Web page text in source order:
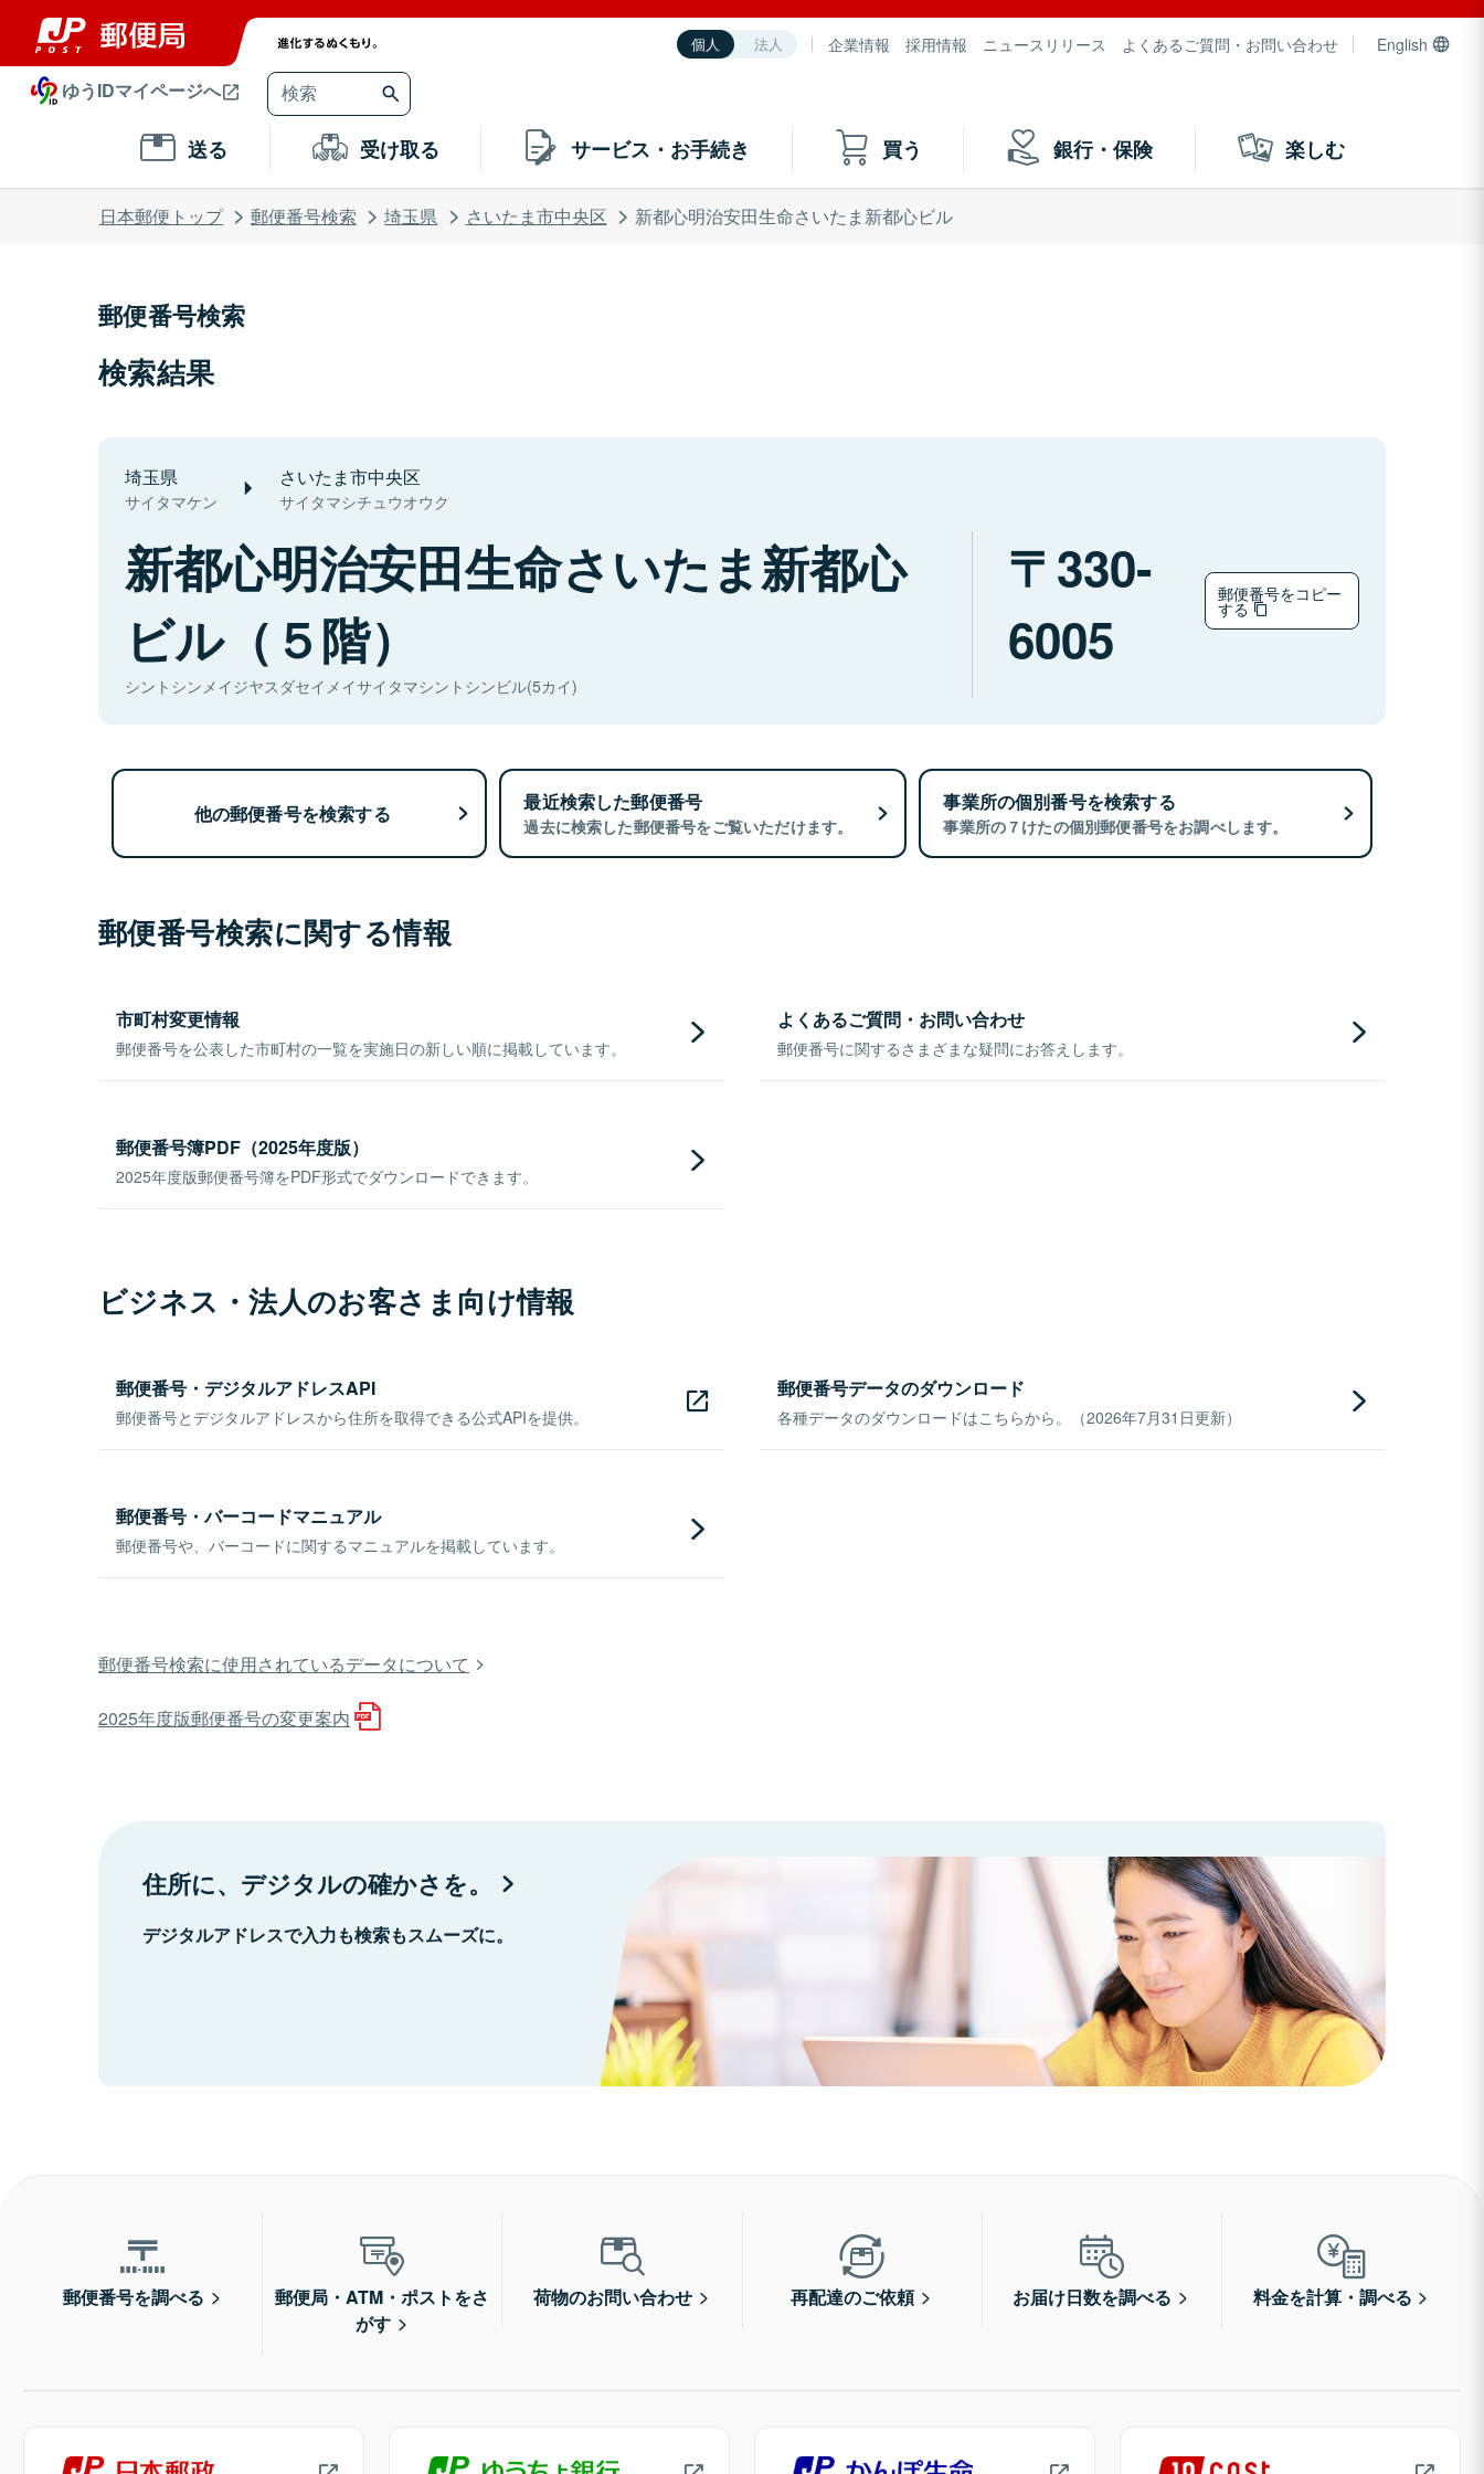
個人 法人 企業情報 採用情報 ニュースリリース よくあるご質問・お問い合わせ English
ゆうIDマイページへ
送る 受け取る サービス・お手続き 買う 銀行・保険 楽しむ
日本郵便トップ 郵便番号検索 埼玉県 さいたま市中央区 新都心明治安田生命さいたま新都心ビル
郵便番号検索
検索結果
埼玉県
サイタマケン
さいたま市中央区
サイタマシチュウオウク
新都心明治安田生命さいたま新都心
ビル（５階）
シントシンメイジヤスダセイメイサイタマシントシンビル(5カイ)
330-
6005
郵便番号をコピー
する
他の郵便番号を検索する 最近検索した郵便番号
過去に検索した郵便番号をご覧いただけます。
事業所の個別番号を検索する
事業所の７けたの個別郵便番号をお調べします。
郵便番号検索に関する情報
市町村変更情報
郵便番号を公表した市町村の一覧を実施日の新しい順に掲載しています。
よくあるご質問・お問い合わせ
郵便番号に関するさまざまな疑問にお答えします。
郵便番号簿PDF（2025年度版）
2025年度版郵便番号簿をPDF形式でダウンロードできます。
ビジネス・法人のお客さま向け情報
郵便番号・デジタルアドレスAPI
郵便番号とデジタルアドレスから住所を取得できる公式APIを提供。
郵便番号データのダウンロード
各種データのダウンロードはこちらから。（2026年7月31日更新）
郵便番号・バーコードマニュアル
郵便番号や、バーコードに関するマニュアルを掲載しています。
郵便番号検索に使用されているデータについて
2025年度版郵便番号の変更案内
住所に、デジタルの確かさを。
デジタルアドレスで入力も検索もスムーズに。
郵便番号を調べる
郵便局・ATM・ポストをさ
がす
荷物のお問い合わせ 再配達のご依頼 お届け日数を調べる 料金を計算・調べる